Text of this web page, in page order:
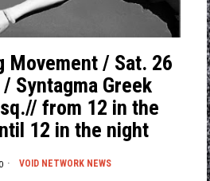
Movement / Sat. 26
Syntagma Greek
from 12 in the
12 in the night
VOID NETWORK NEWS